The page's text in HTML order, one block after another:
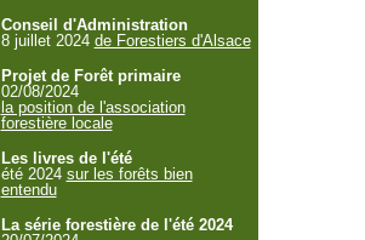
Conseil d'Administration
8 juillet 2024 de Forestiers d'Alsace
Projet de Forêt primaire
02/08/2024
la position de l'association
forestière locale
Les livres de l'été
été 2024 sur les forêts bien
entendu
La série forestière de l'été 2024